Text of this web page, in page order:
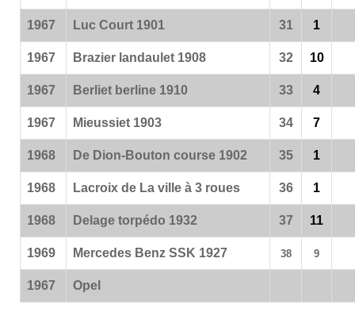
1967 Luc Court 1901 31 1
1967 Brazier landaulet 1908 32 10
1967 Berliet berline 1910 33 4
1967 Mieussiet 1903 34 7
1968 De Dion-Bouton course 1902 35 1
1968 Lacroix de La ville à 3 roues 36 1
1968 Delage torpédo 1932 37 11
1969 Mercedes Benz SSK 1927 38 9
1967 Opel